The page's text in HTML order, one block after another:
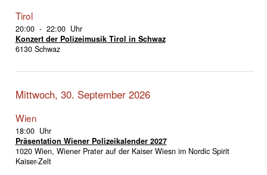
Tirol
20:00 - 22:00 Uhr
Konzert der Polizeimusik Tirol in Schwaz
6130 Schwaz
Mittwoch, 30. September 2026
Wien
18:00 Uhr
Präsentation Wiener Polizeikalender 2027
1020 Wien, Wiener Prater auf der Kaiser Wiesn im Nordic Spirit
Kaiser-Zelt